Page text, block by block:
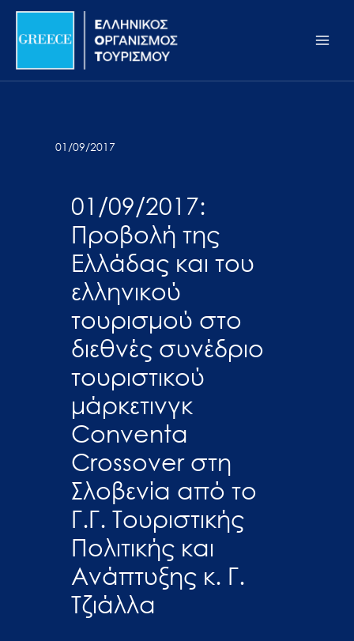
Σημείωση:
ιστότοπος
προσβασιμότητας.
Μετάβαση
περιεχόμενο
01/09/2017
01/09/2017:
Προβολή της
Ελλάδας και του
ελληνικού
τουρισμού στο
διεθνές συνέδριο
τουριστικού
μάρκετινγκ
Conventa
Crossover στη
Σλοβενία από το
Γ.Γ. Τουριστικής
Πολιτικής και
Ανάπτυξης κ. Γ.
Τζιάλλα